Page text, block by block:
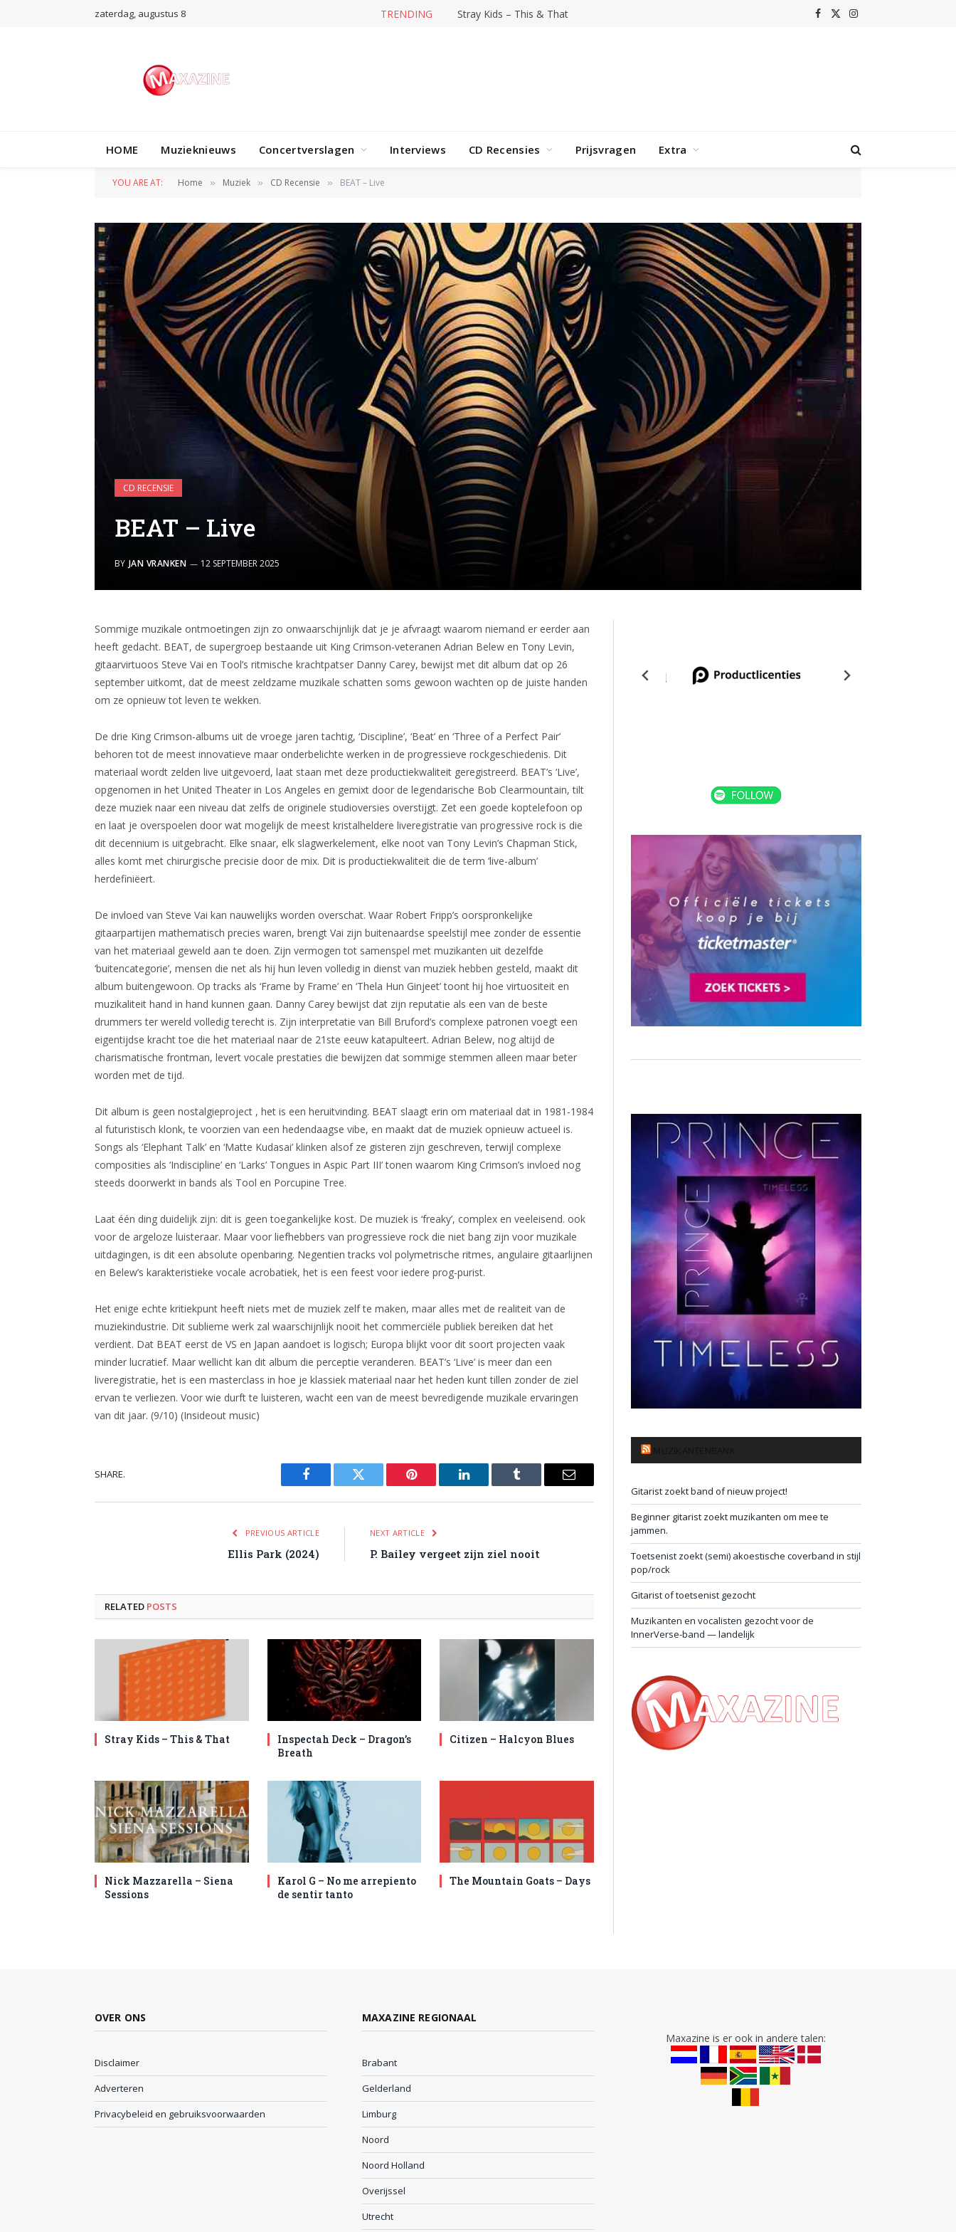
zaterdag, augustus 8 TRENDING Hit-producer William Orbit overleden Facebook
X
Instagram
HOME Muzieknieuws Concertverslagen Interviews CD Recensies Prijsvragen Extra
YOU ARE AT: Home » Muziek » CD Recensie » BEAT – Live
CD RECENSIE
BEAT – Live
BY JAN VRANKEN 12 SEPTEMBER 2025
Sommige muzikale ontmoetingen zijn zo onwaarschijnlijk dat je je afvraagt waarom niemand er eerder aan
heeft gedacht. BEAT, de supergroep bestaande uit King Crimson-veteranen Adrian Belew en Tony Levin,
gitaarvirtuoos Steve Vai en Tool’s ritmische krachtpatser Danny Carey, bewijst met dit album dat op 26
september uitkomt, dat de meest zeldzame muzikale schatten soms gewoon wachten op de juiste handen
om ze opnieuw tot leven te wekken.
De drie King Crimson-albums uit de vroege jaren tachtig, ‘Discipline’, ‘Beat’ en ‘Three of a Perfect Pair’
behoren tot de meest innovatieve maar onderbelichte werken in de progressieve rockgeschiedenis. Dit
materiaal wordt zelden live uitgevoerd, laat staan met deze productiekwaliteit geregistreerd. BEAT’s ‘Live’,
opgenomen in het United Theater in Los Angeles en gemixt door de legendarische Bob Clearmountain, tilt
deze muziek naar een niveau dat zelfs de originele studioversies overstijgt. Zet een goede koptelefoon op
en laat je overspoelen door wat mogelijk de meest kristalheldere liveregistratie van progressive rock is die
dit decennium is uitgebracht. Elke snaar, elk slagwerkelement, elke noot van Tony Levin’s Chapman Stick,
alles komt met chirurgische precisie door de mix. Dit is productiekwaliteit die de term ‘live-album’
herdefiniëert.
De invloed van Steve Vai kan nauwelijks worden overschat. Waar Robert Fripp’s oorspronkelijke
gitaarpartijen mathematisch precies waren, brengt Vai zijn buitenaardse speelstijl mee zonder de essentie
van het materiaal geweld aan te doen. Zijn vermogen tot samenspel met muzikanten uit dezelfde
‘buitencategorie’, mensen die net als hij hun leven volledig in dienst van muziek hebben gesteld, maakt dit
album buitengewoon. Op tracks als ‘Frame by Frame’ en ‘Thela Hun Ginjeet’ toont hij hoe virtuositeit en
muzikaliteit hand in hand kunnen gaan. Danny Carey bewijst dat zijn reputatie als een van de beste
drummers ter wereld volledig terecht is. Zijn interpretatie van Bill Bruford’s complexe patronen voegt een
eigentijdse kracht toe die het materiaal naar de 21ste eeuw katapulteert. Adrian Belew, nog altijd de
charismatische frontman, levert vocale prestaties die bewijzen dat sommige stemmen alleen maar beter
worden met de tijd.
Dit album is geen nostalgieproject , het is een heruitvinding. BEAT slaagt erin om materiaal dat in 1981-1984
al futuristisch klonk, te voorzien van een hedendaagse vibe, en maakt dat de muziek opnieuw actueel is.
Songs als ‘Elephant Talk’ en ‘Matte Kudasai’ klinken alsof ze gisteren zijn geschreven, terwijl complexe
composities als ‘Indiscipline’ en ‘Larks’ Tongues in Aspic Part III’ tonen waarom King Crimson’s invloed nog
steeds doorwerkt in bands als Tool en Porcupine Tree.
Laat één ding duidelijk zijn: dit is geen toegankelijke kost. De muziek is ‘freaky’, complex en veeleisend. ook
voor de argeloze luisteraar. Maar voor liefhebbers van progressieve rock die niet bang zijn voor muzikale
uitdagingen, is dit een absolute openbaring. Negentien tracks vol polymetrische ritmes, angulaire gitaarlijnen
en Belew’s karakteristieke vocale acrobatiek, het is een feest voor iedere prog-purist.
Het enige echte kritiekpunt heeft niets met de muziek zelf te maken, maar alles met de realiteit van de
muziekindustrie. Dit sublieme werk zal waarschijnlijk nooit het commerciële publiek bereiken dat het
verdient. Dat BEAT eerst de VS en Japan aandoet is logisch; Europa blijkt voor dit soort projecten vaak
minder lucratief. Maar wellicht kan dit album die perceptie veranderen. BEAT’s ‘Live’ is meer dan een
liveregistratie, het is een masterclass in hoe je klassiek materiaal naar het heden kunt tillen zonder de ziel
ervan te verliezen. Voor wie durft te luisteren, wacht een van de meest bevredigende muzikale ervaringen
van dit jaar. (9/10) (Insideout music)
SHARE.
Facebook Twitter Pinterest LinkedIn Tumblr Email
PREVIOUS ARTICLE
Ellis Park (2024)
NEXT ARTICLE
P. Bailey vergeet zijn ziel nooit
RELATED POSTS
Stray Kids – This & That
Inspectah Deck – Dragon’s
Breath
Citizen – Halcyon Blues
Nick Mazzarella – Siena
Sessions
Karol G – No me arrepiento
de sentir tanto
The Mountain Goats – Days
Gitarist zoekt band of nieuw project!
Beginner gitarist zoekt muzikanten om mee te
jammen.
Toetsenist zoekt (semi) akoestische coverband in stijl
pop/rock
Gitarist of toetsenist gezocht
Muzikanten en vocalisten gezocht voor de
InnerVerse-band — landelijk
OVER ONS
Disclaimer
Adverteren
Privacybeleid en gebruiksvoorwaarden
MAXAZINE REGIONAAL
Brabant
Gelderland
Limburg
Noord
Noord Holland
Overijssel
Utrecht
Maxazine is er ook in andere talen: